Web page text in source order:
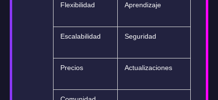
Flexibilidad Aprendizaje
Escalabilidad Seguridad
Precios Actualizaciones